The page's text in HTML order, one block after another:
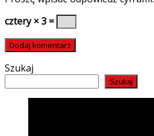
cztery × 3 =
Szukaj
Szukaj